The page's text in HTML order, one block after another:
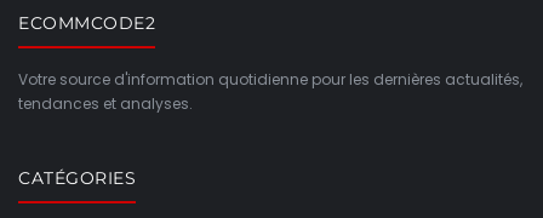
ECOMMCODE2
Votre source d'information quotidienne pour les dernières actualités,
tendances et analyses.
CATÉGORIES